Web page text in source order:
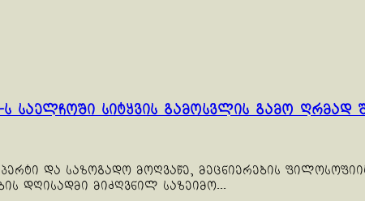
ს საელჩოში სიტყვის გამოსვლის გამო ღრმად
და საზოგადო მოღვაწე, მეცნიერების
დღისადმი მიძღვნილ საზეიმო...